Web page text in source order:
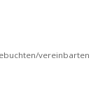
vereinbarten